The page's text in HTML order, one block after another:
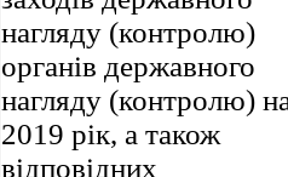
нагляду (контролю)
органів державного
нагляду (контролю)
2019 рік, а також
відповідних